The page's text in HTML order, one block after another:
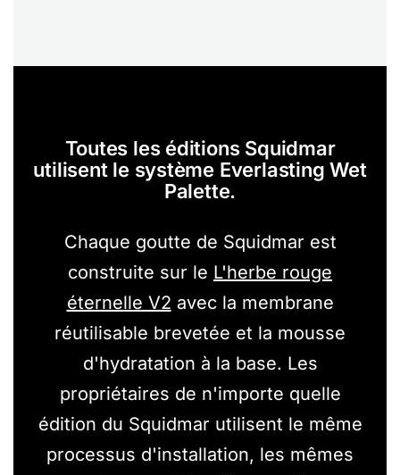
Toutes les éditions Squidmar
utilisent le système Everlasting Wet
Palette.
Chaque goutte de Squidmar est
construite sur le L'herbe rouge
éternelle V2 avec la membrane
réutilisable brevetée et la mousse
d'hydratation à la base. Les
propriétaires de n'importe quelle
édition du Squidmar utilisent le même
processus d'installation, les mêmes